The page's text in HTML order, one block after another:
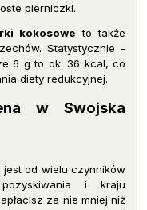
pierniczki.
kokosowe to także
Statystycznie -
6 g to ok. 36 kcal, co
diety redukcyjnej.
w Swojska
jest od wielu czynników
i kraju
za nie mniej niż